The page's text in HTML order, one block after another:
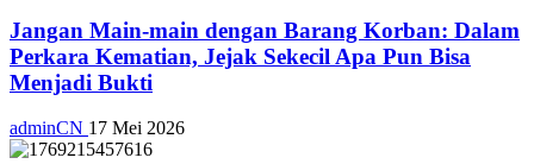
Jangan Main-main dengan Barang Korban: Dalam
Perkara Kematian, Jejak Sekecil Apa Pun Bisa
Menjadi Bukti
adminCN 17 Mei 2026